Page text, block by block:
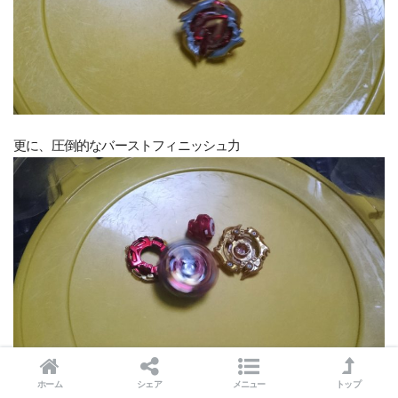
更に、圧倒的なバーストフィニッシュ力
ホーム シェア メニュー トップ